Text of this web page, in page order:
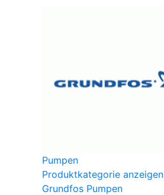
Pumpen
Produktkategorie anzeigen
Grundfos Pumpen